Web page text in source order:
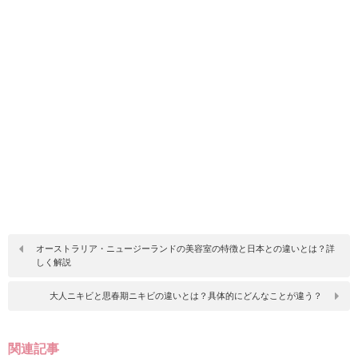
オーストラリア・ニュージーランドの美容室の特徴と日本との違いとは？詳
しく解説
大人ニキビと思春期ニキビの違いとは？具体的にどんなことが違う？
関連記事